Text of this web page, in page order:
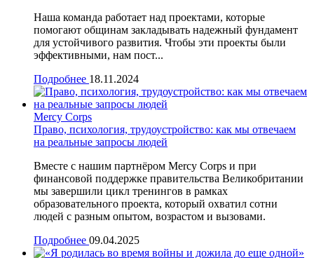
Наша команда работает над проектами, которые
помогают общинам закладывать надежный фундамент
для устойчивого развития. Чтобы эти проекты были
эффективными, нам пост...
Подробнее 18.11.2024
Mercy Corps
Право, психология, трудоустройство: как мы отвечаем
на реальные запросы людей
Вместе с нашим партнёром Mercy Corps и при
финансовой поддержке правительства Великобритании
мы завершили цикл тренингов в рамках
образовательного проекта, который охватил сотни
людей с разным опытом, возрастом и вызовами.
Подробнее 09.04.2025